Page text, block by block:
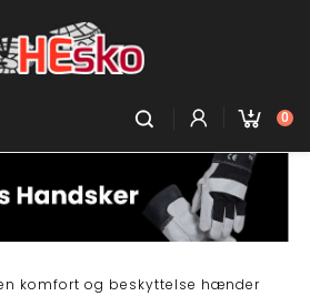
0
komfort og beskyttelse hænder